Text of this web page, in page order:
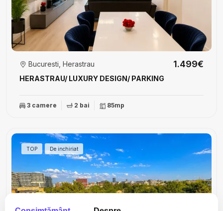
HERASTRAU/ LUXURY DESIGN/ PARKING
Bucuresti, Herastrau 1.499€
3 camere 2 bai 85mp
TOP De inchiriat